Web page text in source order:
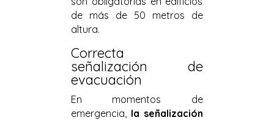
de más de 50 metros de
altura.
Correcta
señalización de
evacuación
En momentos de
emergencia, la señalización